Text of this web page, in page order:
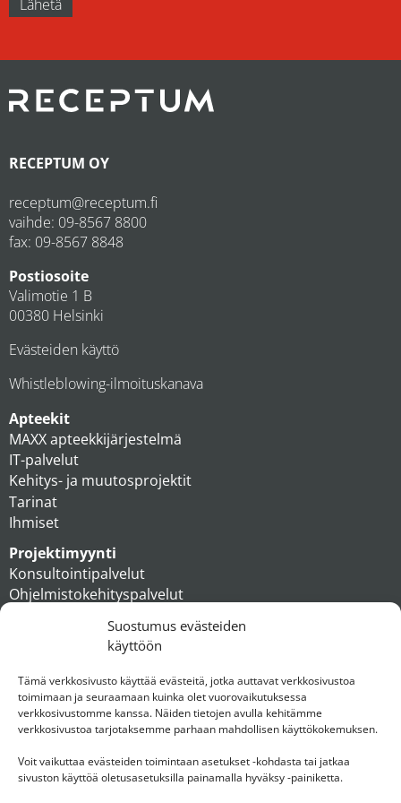
Suostumus evästeiden
käyttöön
Tämä verkkosivusto käyttää evästeitä, jotka auttavat verkkosivustoa
toimimaan ja seuraamaan kuinka olet vuorovaikutuksessa
verkkosivustomme kanssa. Näiden tietojen avulla kehitämme
verkkosivustoa tarjotaksemme parhaan mahdollisen käyttökokemuksen.
Voit vaikuttaa evästeiden toimintaan asetukset -kohdasta tai jatkaa
sivuston käyttöä oletusasetuksilla painamalla hyväksy -painiketta.
RECEPTUM OY
receptum@receptum.fi
vaihde: 09-8567 8800
fax: 09-8567 8848
Postiosoite
Valimotie 1 B
00380 Helsinki
Evästeiden käyttö
Whistleblowing-ilmoituskanava
Apteekit
MAXX apteekkijärjestelmä
IT-palvelut
Kehitys- ja muutosprojektit
Tarinat
Ihmiset
Projektimyynti
Konsultointipalvelut
Ohjelmistokehityspalvelut
Ihmiset
Konserni
Ota yhteyttä